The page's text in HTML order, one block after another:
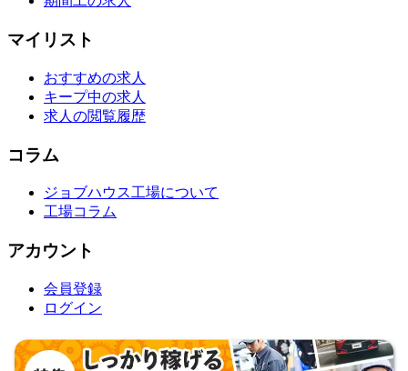
マイリスト
おすすめの求人
キープ中の求人
求人の閲覧履歴
コラム
ジョブハウス工場について
工場コラム
アカウント
会員登録
ログイン